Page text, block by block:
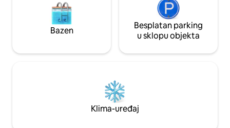
jednostavnim pristupom prirodnim
ljepotama Montane. Ako danas ne
možete ugovoriti rezervaciju, pozivamo
vas da ovaj oglas dodate u omiljene kako
budete spremni.
Bazen
Besplatan parking
u sklopu objekta
Klima-uređaj